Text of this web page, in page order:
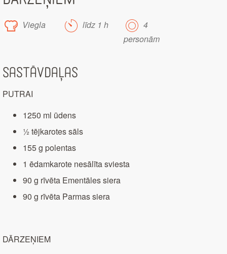
Viegla līdz 1 h
4
personām
Sastāvdaļas
PUTRAI
1250 ml ūdens
½ tējkarotes sāls
155 g polentas
1 ēdamkarote nesālīta sviesta
90 g rīvēta Ementāles siera
90 g rīvēta Parmas siera
DĀRZEŅIEM